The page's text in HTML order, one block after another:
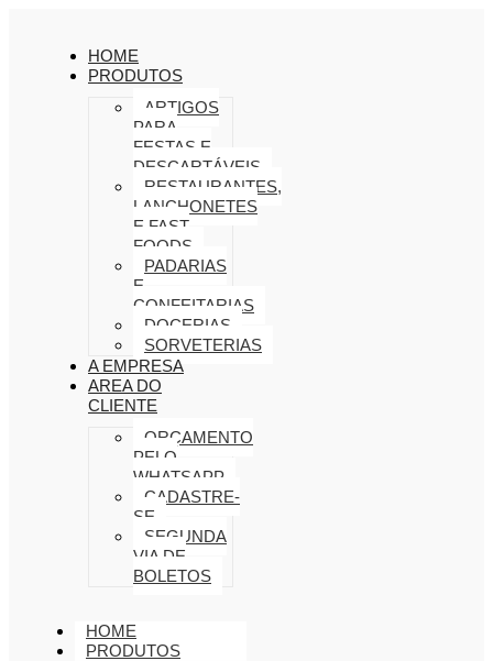
HOME
PRODUTOS
ARTIGOS
PARA
FESTAS E
DESCARTÁVEIS
RESTAURANTES,
LANCHONETES
E FAST
FOODS
PADARIAS
E
CONFEITARIAS
DOCERIAS
SORVETERIAS
A EMPRESA
AREA DO
CLIENTE
ORÇAMENTO
PELO
WHATSAPP
CADASTRE-
SE
SEGUNDA
VIA DE
BOLETOS
HOME
PRODUTOS